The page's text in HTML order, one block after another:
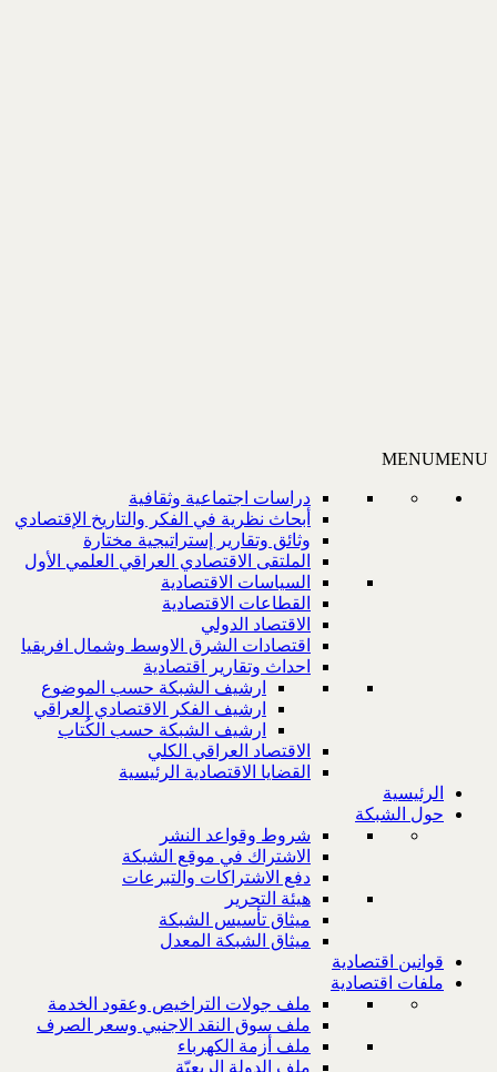
MENUMENU
دراسات اجتماعية وثقافية
أبحاث نظرية في الفكر والتاريخ الإقتصادي
وثائق وتقارير إستراتيجية مختارة
الملتقى الاقتصادي العراقي العلمي الأول
السياسات الاقتصادية
القطاعات الاقتصادية
الاقتصاد الدولي
اقتصادات الشرق الاوسط وشمال افريقيا
احداث وتقارير اقتصادية
ارشيف الشبكة حسب الموضوع
ارشيف الفكر الاقتصادي العراقي
ارشيف الشبكة حسب الكُتاب
الاقتصاد العراقي الكلي
القضايا الاقتصادية الرئيسية
الرئيسية
حول الشبكة
شروط وقواعد النشر
الاشتراك في موقع الشبكة
دفع الاشتراكات والتبرعات
هيئة التحرير
ميثاق تأسيس الشبكة
ميثاق الشبكة المعدل
قوانين اقتصادية
ملفات اقتصادية
ملف جولات التراخيص وعقود الخدمة
ملف سوق النقد الاجنبي وسعر الصرف
ملف أزمة الكهرباء
ملف الدولة الريعيّة